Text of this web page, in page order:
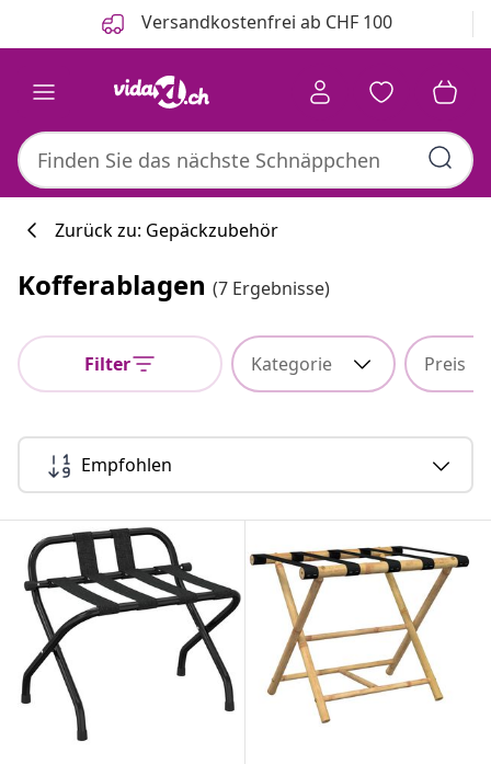
Versandkostenfrei ab CHF 100
Zurück zu: Gepäckzubehör
Kofferablagen (7 Ergebnisse)
Filter Kategorie Preis
Empfohlen